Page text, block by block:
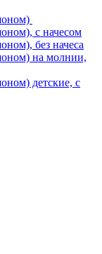
с начесом
без начеса
на молнии,
детские, с